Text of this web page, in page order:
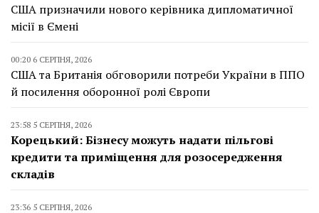
США призначили нового керівника дипломатичної
місії в Ємені
00:20 6 СЕРПНЯ, 2026
США та Британія обговорили потреби України в ППО
й посилення оборонної ролі Європи
23:58 5 СЕРПНЯ, 2026
Корецький: Бізнесу можуть надати пільгові
кредити та приміщення для розосередження
складів
23:36 5 СЕРПНЯ, 2026